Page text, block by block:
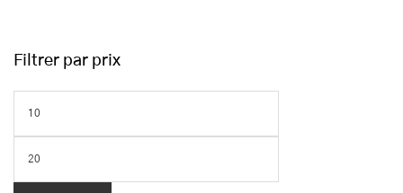
Filtrer par prix